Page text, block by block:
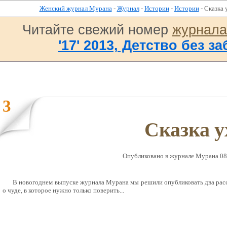
Женский журнал Мурана- Журнал- Истории- Истории- Сказка
Читайте свежий номер
'17' 2013, Детство без
3
Сказка
Опубликовано в журналe Мурана
В новогоднем выпуске журнала Мурана мы решили опубликовать два
о чуде, в которое нужно только поверить...